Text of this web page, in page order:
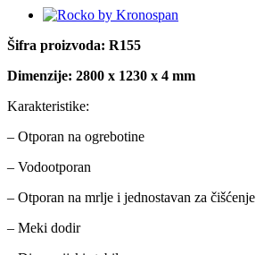
Šifra proizvoda: R155
Dimenzije: 2800 x 1230 x 4 mm
Karakteristike:
– Otporan na ogrebotine
– Vodootporan
– Otporan na mrlje i jednostavan za čišćenje
– Meki dodir